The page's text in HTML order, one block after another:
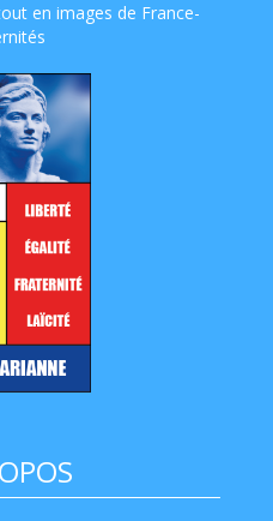
en images de France-